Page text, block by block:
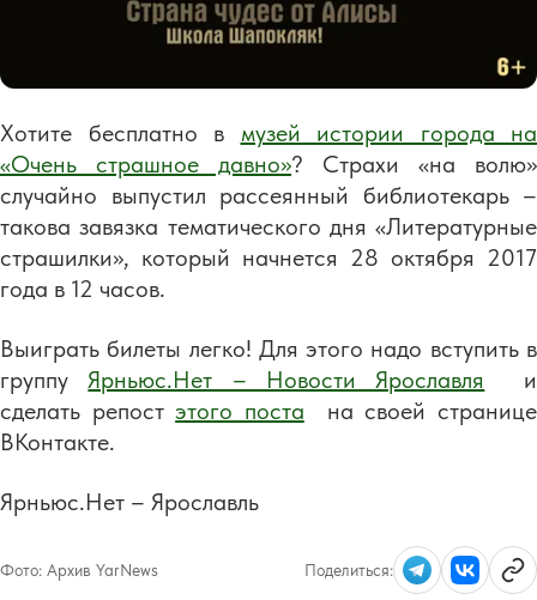
Хотите бесплатно в музей истории города на
«Очень страшное давно»? Страхи «на волю»
случайно выпустил рассеянный библиотекарь –
такова завязка тематического дня «Литературные
страшилки», который начнется 28 октября 2017
года в 12 часов.
Выиграть билеты легко! Для этого надо вступить в
группу Ярньюс.Нет – Новости Ярославля и
сделать репостэтого поста на своей странице
ВКонтакте.
Ярньюс.Нет – Ярославль
Фото: Архив YarNews Поделиться: